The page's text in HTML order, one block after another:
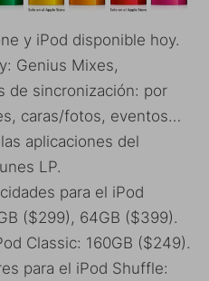
y iPod disponible hoy.
Genius Mixes,
de sincronización: por
caras/fotos, eventos…
aplicaciones del
LP.
para el iPod
($299), 64GB ($399).
Classic: 160GB ($249).
para el iPod Shuffle: